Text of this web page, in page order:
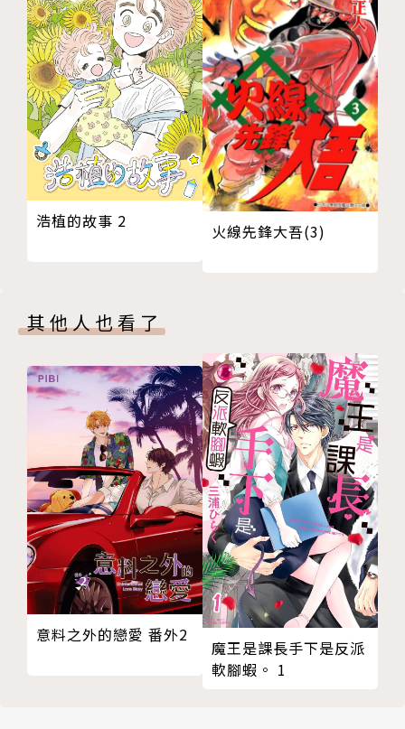
浩植的故事 2 火線先鋒大吾(3)
其他人也看了
意料之外的戀愛 番外2
魔王是課長手下是反派
軟腳蝦。 1